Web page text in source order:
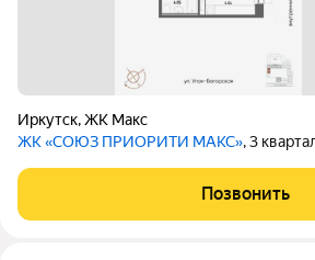
Иркутск,ЖК Макс
ЖК «СОЮЗ ПРИОРИТИ МАКС», 3
Позвонить